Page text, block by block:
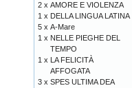
2 x AMORE E VIOLENZA
1 x DELLA LINGUA LATINA
5 x A-Mare
1 x NELLE PIEGHE DEL
TEMPO
1 x LA FELICITÀ
AFFOGATA
3 x SPES ULTIMA DEA